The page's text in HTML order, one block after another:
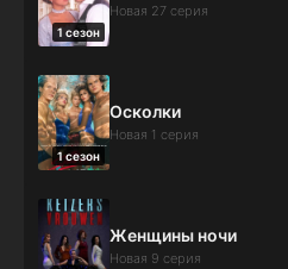
1 сезон
Новая 27 серия
1 сезон
Осколки
Новая 1 серия
Женщины ночи
Новая 9 серия